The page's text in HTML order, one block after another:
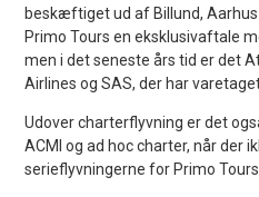
beskæftiget ud af Billund,
Primo Tours en eksklusivaftale
men i det seneste års tid er det
Airlines og SAS, der har
Udover charterflyvning er det
ACMI og ad hoc charter, når der
serieflyvningerne for Primo